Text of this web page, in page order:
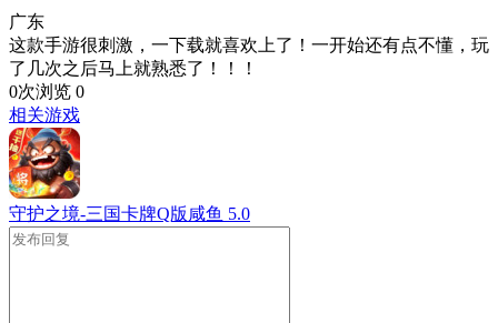
广东
这款手游很刺激，一下载就喜欢上了！一开始还有点不懂，玩
了几次之后马上就熟悉了！！！
0次浏览 0
相关游戏
守护之境-三国卡牌Q版咸鱼 5.0